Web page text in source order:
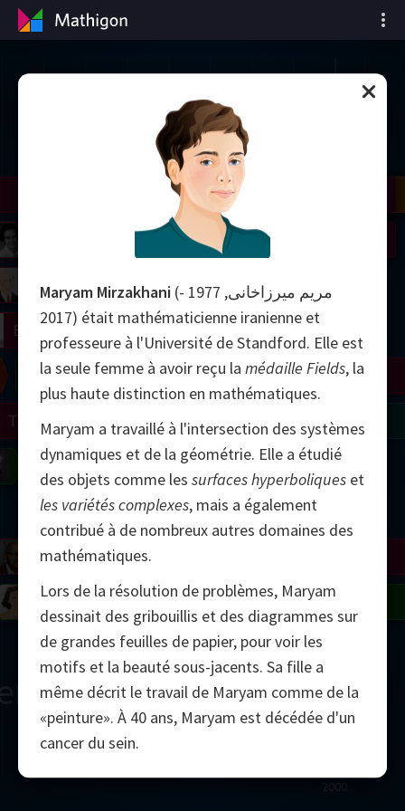
Chronologie des
mathématiques
Avila
Mirzakhani
Tao
Perelman
Zhang
Daubechies
Bourgain
Wiles
Shamir
Yau
Matiyasevich
Thurston
Uhlenbeck
Langlands
Easley
Penrose
Serre
Mandelbrot
Wilkins
Robinson
Blackwell
Lorenz
Gardner
Erdős
Turing
Chern
Maryam Mirzakhani (مریم میرزاخانی, 1977 -
2017) était mathématicienne iranienne et
professeure à l'Université de Standford. Elle est
la seule femme à avoir reçu la médaille Fields, la
plus haute distinction en mathématiques.
Maryam a travaillé à l'intersection des systèmes
dynamiques et de la géométrie. Elle a étudié
des objets comme les surfaces hyperboliques et
les variétés complexes, mais a également
contribué à de nombreux autres domaines des
mathématiques.
Lors de la résolution de problèmes, Maryam
dessinait des gribouillis et des diagrammes sur
de grandes feuilles de papier, pour voir les
motifs et la beauté sous-jacents. Sa fille a
même décrit le travail de Maryam comme de la
«peinture». À 40 ans, Maryam est décédée d'un
cancer du sein.